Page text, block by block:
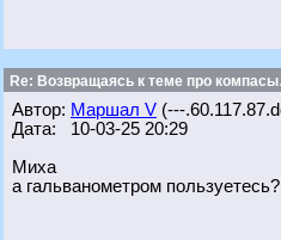
Re: Возвращаясь к теме про
Автор: Маршал V (---
Дата: 10-03-25 20:29
Миха
а гальванометром